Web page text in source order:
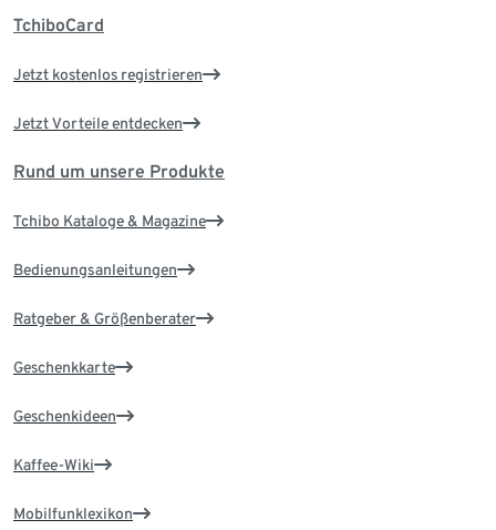
TchiboCard
Jetzt kostenlos registrieren
Jetzt Vorteile entdecken
Rund um unsere Produkte
Tchibo Kataloge & Magazine
Bedienungsanleitungen
Ratgeber & Größenberater
Geschenkkarte
Geschenkideen
Kaffee-Wiki
Mobilfunklexikon